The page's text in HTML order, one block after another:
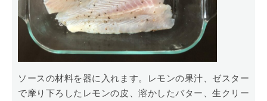
ソースの材料を器に入れます。レモンの果汁、ゼスター
で摩り下ろしたレモンの皮、溶かしたバター、生クリー